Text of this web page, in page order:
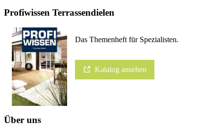
Profiwissen Terrassendielen
Das Themenheft für Spezialisten.
Katalog ansehen
Über uns